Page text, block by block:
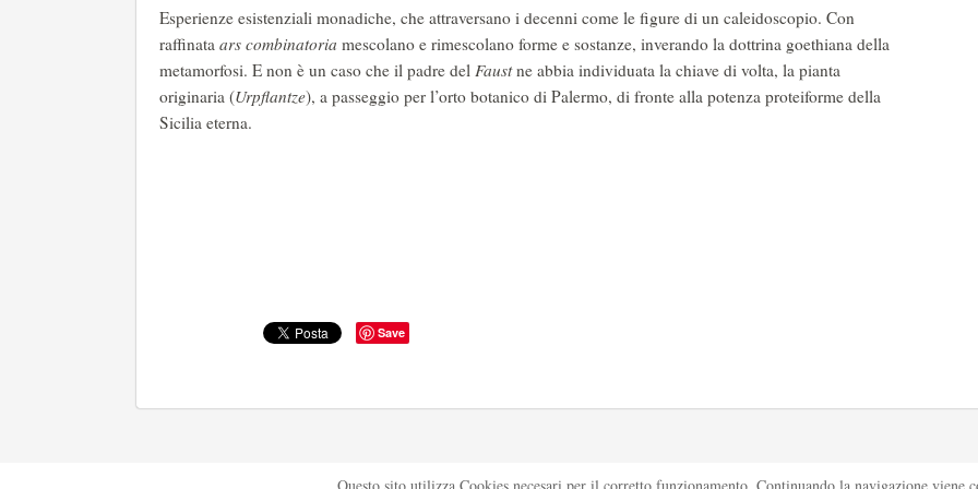
Esperienze esistenziali monadiche, che attraversano i decenni come le figure di un caleidoscopio. Con
raffinata ars combinatoria mescolano e rimescolano forme e sostanze, inverando la dottrina goethiana della
metamorfosi. E non è un caso che il padre del Faustne abbia individuata la chiave di volta, la pianta
originaria (Urpflantze), a passeggio per l’orto botanico di Palermo, di fronte alla potenza proteiforme della
Sicilia eterna.
Save